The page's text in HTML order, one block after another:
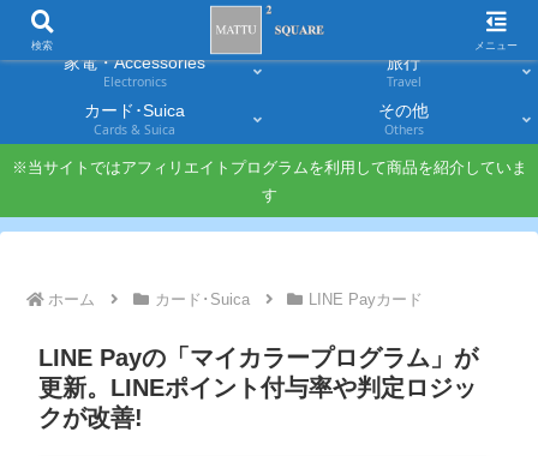
家電・Accessories
Electronics
旅行
Travel
カード･Suica
Cards & Suica
その他
Others
※当サイトではアフィリエイトプログラムを利用して商品を紹介していま
す
ホーム カード･Suica LINE Payカード
LINE Payの「マイカラープログラム」が
更新。LINEポイント付与率や判定ロジッ
クが改善!
検索 メニュー